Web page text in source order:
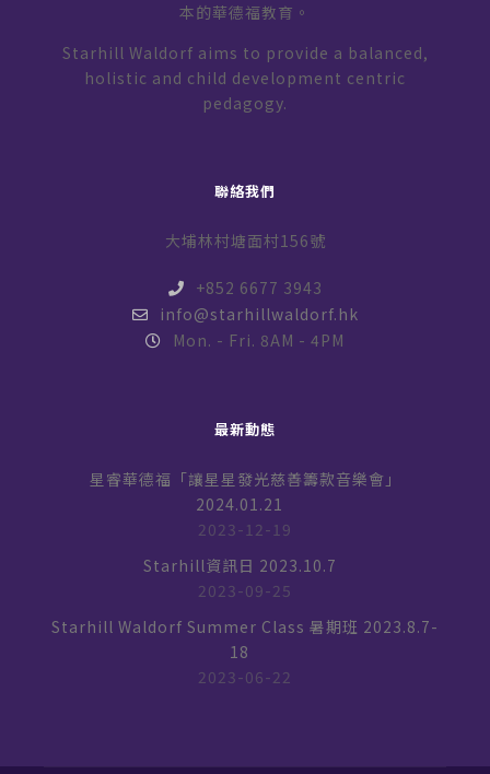
本的華德福教育。
Starhill Waldorf aims to provide a balanced,
holistic and child development centric
pedagogy.
聯絡我們
大埔林村塘面村156號
+852 6677 3943
info@starhillwaldorf.hk
Mon. - Fri. 8AM - 4PM
最新動態
星睿華德福「讓星星發光慈善籌款音樂會」
2024.01.21
2023-12-19
Starhill資訊日 2023.10.7
2023-09-25
Starhill Waldorf Summer Class 暑期班 2023.8.7-
18
2023-06-22